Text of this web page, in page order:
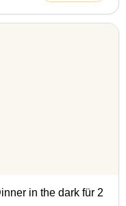
in the dark für 2